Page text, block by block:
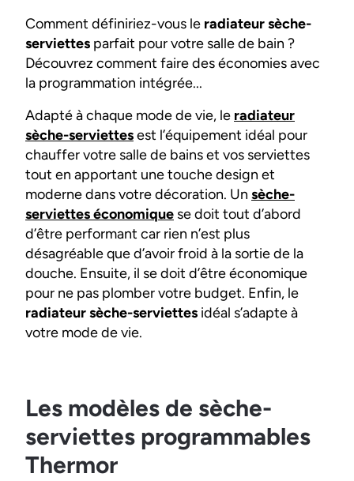
Comment définiriez-vous le radiateur sèche-
serviettes parfait pour votre salle de bain ?
Découvrez comment faire des économies avec
la programmation intégrée...
Adapté à chaque mode de vie, le radiateur
sèche-serviettesest l’équipement idéal pour
chauffer votre salle de bains et vos serviettes
tout en apportant une touche design et
moderne dans votre décoration. Un sèche-
serviettes économique se doit tout d’abord
d’être performant car rien n’est plus
désagréable que d’avoir froid à la sortie de la
douche. Ensuite, il se doit d’être économique
pour ne pas plomber votre budget. Enfin, le
radiateur sèche-serviettes idéal s’adapte à
votre mode de vie.
Les modèles de sèche-
serviettes programmables
Thermor